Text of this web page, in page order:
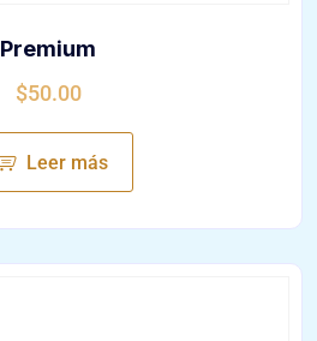
Premium
$50.00
Leer más